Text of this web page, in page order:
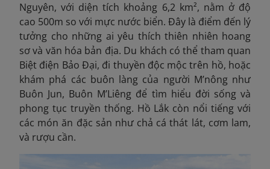
Nguyên, với diện tích khoảng 6,2 km², nằm ở độ
cao 500m so với mực nước biển. Đây là điểm đến lý
tưởng cho những ai yêu thích thiên nhiên hoang
sơ và văn hóa bản địa. Du khách có thể tham quan
Biệt điện Bảo Đại, đi thuyền độc mộc trên hồ, hoặc
khám phá các buôn làng của người M’nông như
Buôn Jun, Buôn M’Liêng để tìm hiểu đời sống và
phong tục truyền thống. Hồ Lắk còn nổi tiếng với
các món ăn đặc sản như chả cá thát lát, cơm lam,
và rượu cần.